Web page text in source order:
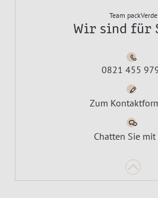
Team packVerde
Wir sind für
0821 455
Zum
Chatten Sie mit